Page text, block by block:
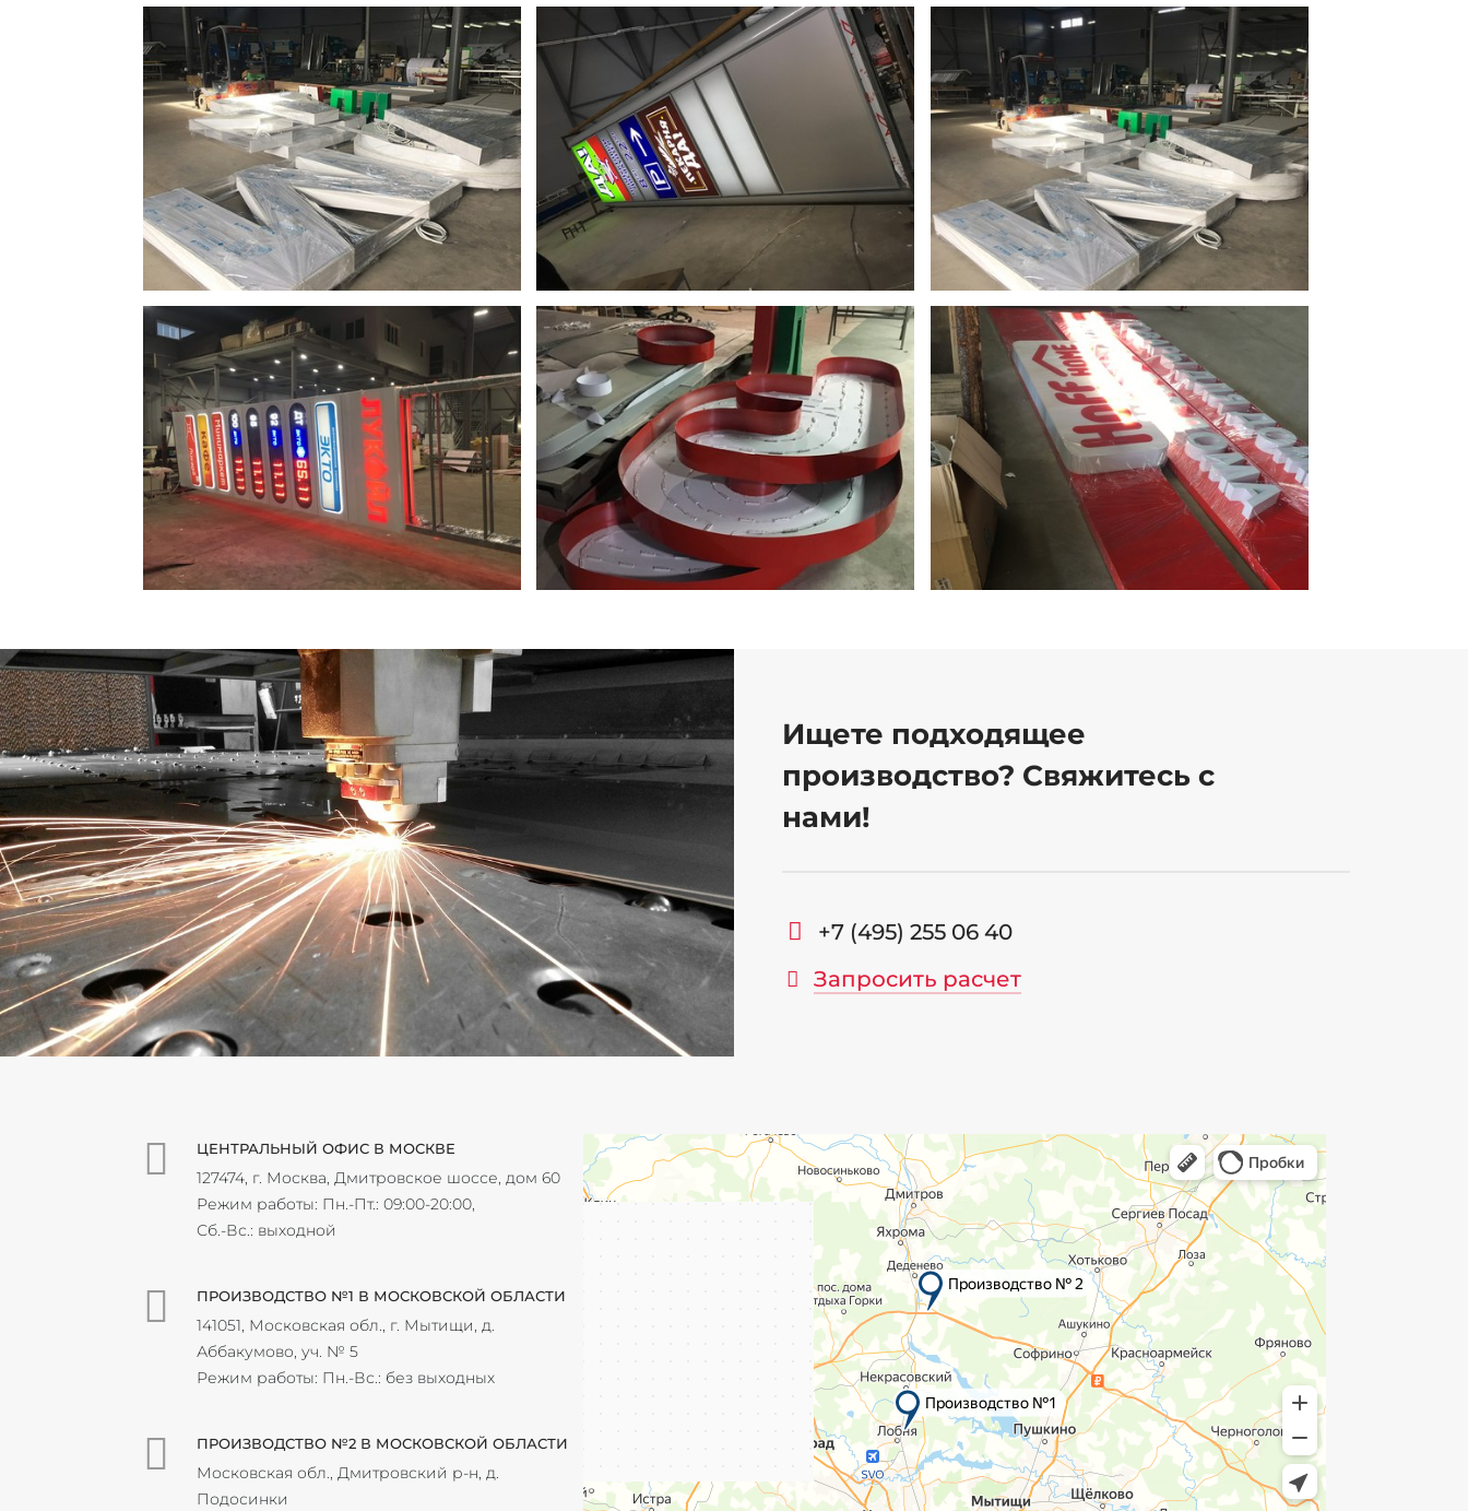
Ищете подходящее
производство? Свяжитесь с
нами!
+7 (495) 255 06 40
Запросить расчет
ЦЕНТРАЛЬНЫЙ ОФИС В МОСКВЕ
127474, г. Москва, Дмитровское шоссе, дом 60
Режим работы: Пн.-Пт.: 09:00-20:00,
Сб.-Вс.: выходной
ПРОИЗВОДСТВО №1 В МОСКОВСКОЙ ОБЛАСТИ
141051, Московская обл., г. Мытищи, д.
Аббакумово, уч. № 5
Режим работы: Пн.-Вс.: без выходных
ПРОИЗВОДСТВО №2 В МОСКОВСКОЙ ОБЛАСТИ
Московская обл., Дмитровский р-н, д.
Подосинки